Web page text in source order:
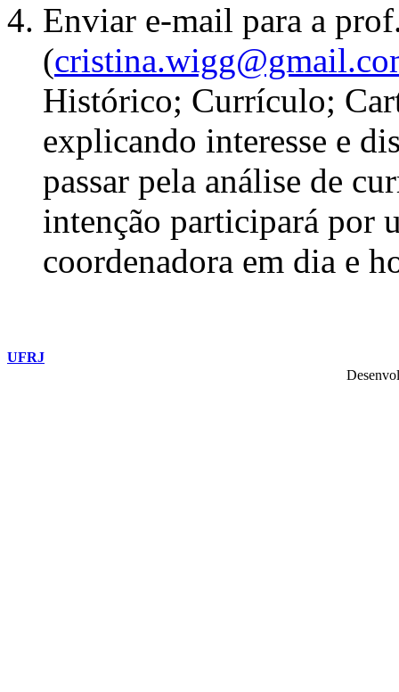
Enviar e-mail para a
(
Histórico; Currículo;
explicando interesse e
passar pela análise de
intenção participará por
coordenadora em dia e
UFRJ